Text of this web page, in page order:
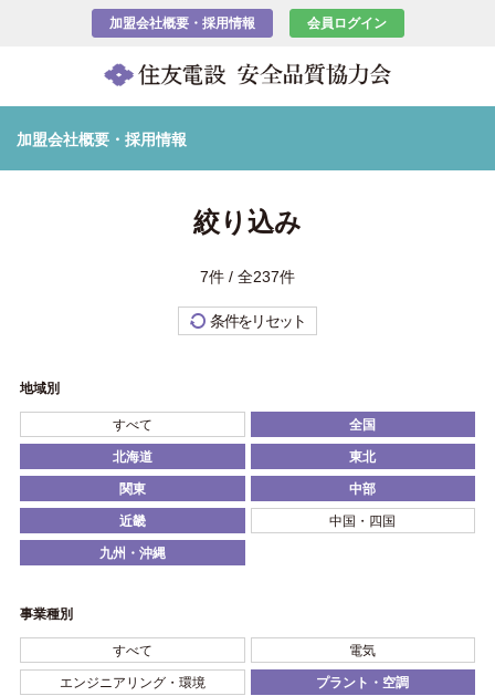
加盟会社概要・採用情報 会員ログイン
加盟会社概要・採用情報
絞り込み
7件 / 全237件
条件をリセット
地域別
すべて 全国
北海道 東北
関東 中部
近畿 中国・四国
九州・沖縄
事業種別
すべて 電気
エンジニアリング・環境 プラント・空調